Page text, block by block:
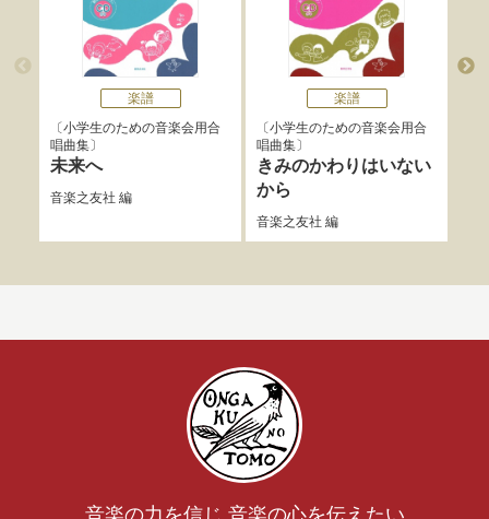
楽譜
小学生のための音楽会用合
唱曲集
未来へ
音楽之友社 編
楽譜
小学生のための音楽会用合
唱曲集
きみのかわりはいない
から
音楽之友社 編
音楽の力を信じ 音楽の心を伝えたい